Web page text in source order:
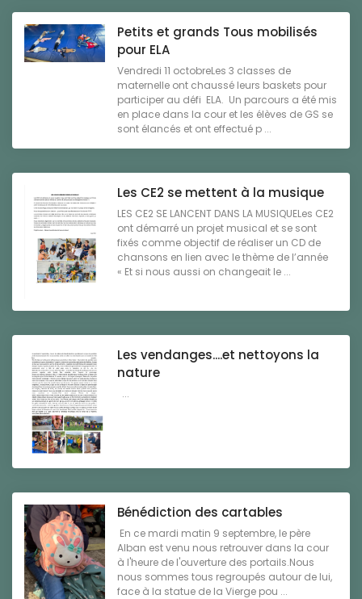
Petits et grands Tous mobilisés
pour ELA
Vendredi 11 octobreLes 3 classes de
maternelle ont chaussé leurs baskets pour
participer au défi ELA. Un parcours a été mis
en place dans la cour et les élèves de GS se
sont élancés et ont effectué p ...
Les CE2 se mettent à la musique
LES CE2 SE LANCENT DANS LA MUSIQUELes CE2
ont démarré un projet musical et se sont
fixés comme objectif de réaliser un CD de
chansons en lien avec le thème de l’année
« Et si nous aussi on changeait le ...
Les vendanges....et nettoyons la
nature
...
Bénédiction des cartables
En ce mardi matin 9 septembre, le père
Alban est venu nous retrouver dans la cour
à l'heure de l'ouverture des portails.Nous
nous sommes tous regroupés autour de lui,
face à la statue de la Vierge pou ...